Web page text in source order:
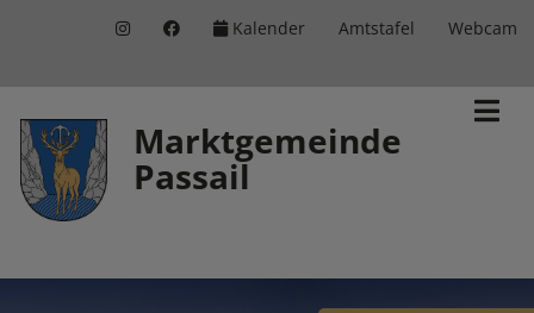
(Accesskey
1)
(Accesskey
2)
(Accesskey
3)
Kalender Amtstafel Webcam
Marktgemeinde
Passail